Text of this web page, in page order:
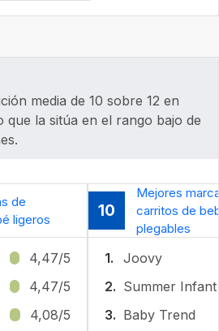
media de 10 sobre 12 en
que la sitúa en el rango bajo de
de
ligeros
4,47/5
4,47/5
4,08/5
10
Mejores
carritos de
plegables
1.
Joovy
2. Summer Infant
3. Baby Trend